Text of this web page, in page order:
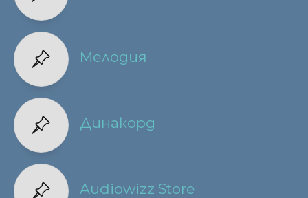
Мелодия
Динакорд
Audiowizz Store